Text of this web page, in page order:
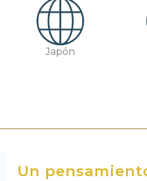
Japón
Un